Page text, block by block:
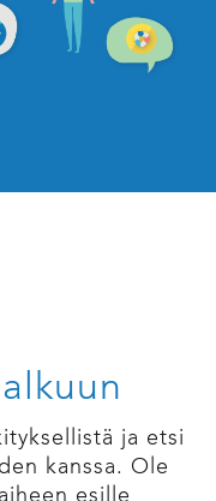
ja etsi
kanssa. Ole
esille